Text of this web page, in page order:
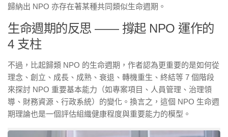
歸納出 NPO 亦存在著某種共同類似生命週期。
生命週期的反思 —— 撐起 NPO 運作的
4 支柱
不過，比起歸類 NPO 的生命週期，作者認為更重要的是如何從
理念、創立、成長、成熟、衰退、轉機重生、終結等 7 個階段
來探討 NPO 重要基本能力（如專案項目、人員管理、治理領
導、財務資源、行政系統）的變化。換言之，這個 NPO 生命週
期理論也是一個評估組織健康程度與重要能力的模型。